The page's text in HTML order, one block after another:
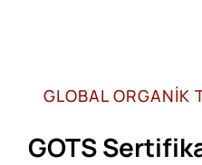
GLOBAL ORGANİK
GOTS